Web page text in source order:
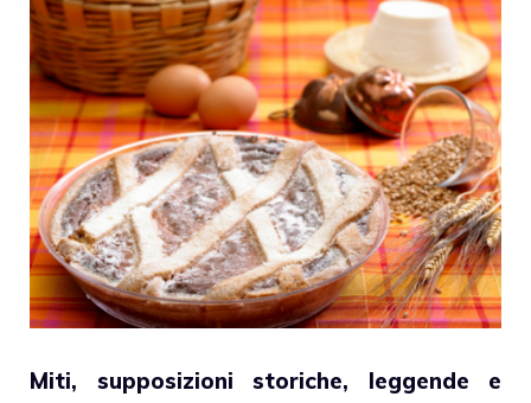
Miti, supposizioni storiche, leggende e